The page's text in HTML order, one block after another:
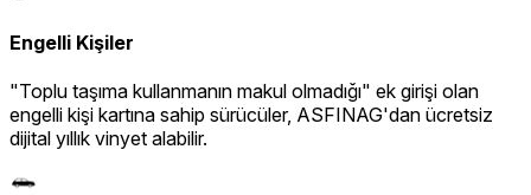
Engelli Kişiler
"Toplu taşıma kullanmanın makul olmadığı" ek girişi olan
engelli kişi kartına sahip sürücüler, ASFINAG'dan ücretsiz
dijital yıllık vinyet alabilir.